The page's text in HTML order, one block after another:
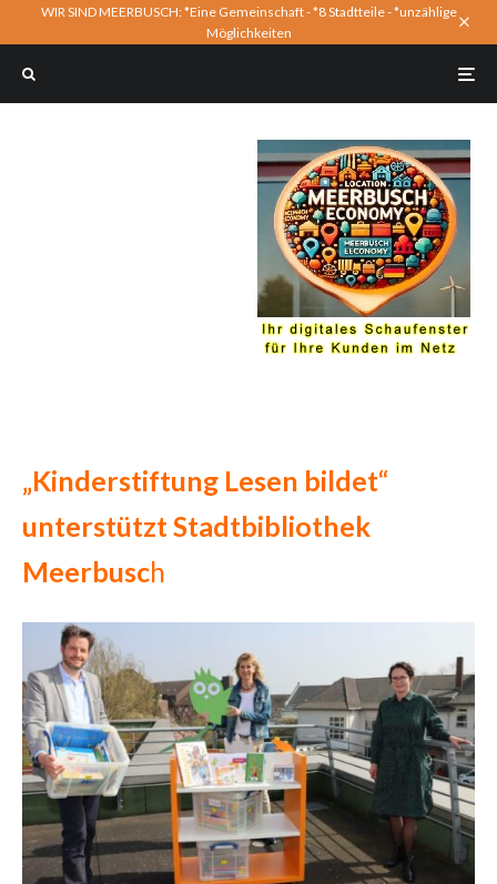
WIR SIND MEERBUSCH: *Eine Gemeinschaft - *8 Stadtteile - *unzählige
Möglichkeiten
„Kinderstiftung Lesen bildet“
unterstützt Stadtbibliothek
Meerbusch